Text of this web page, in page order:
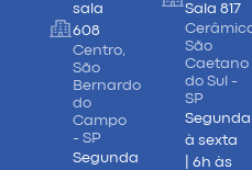
sala
608
Centro,
São
Bernardo
do
Campo
- SP
Segunda
Sala 817
São
Caetano
do Sul -
SP
Segunda
à sexta
| 6h às